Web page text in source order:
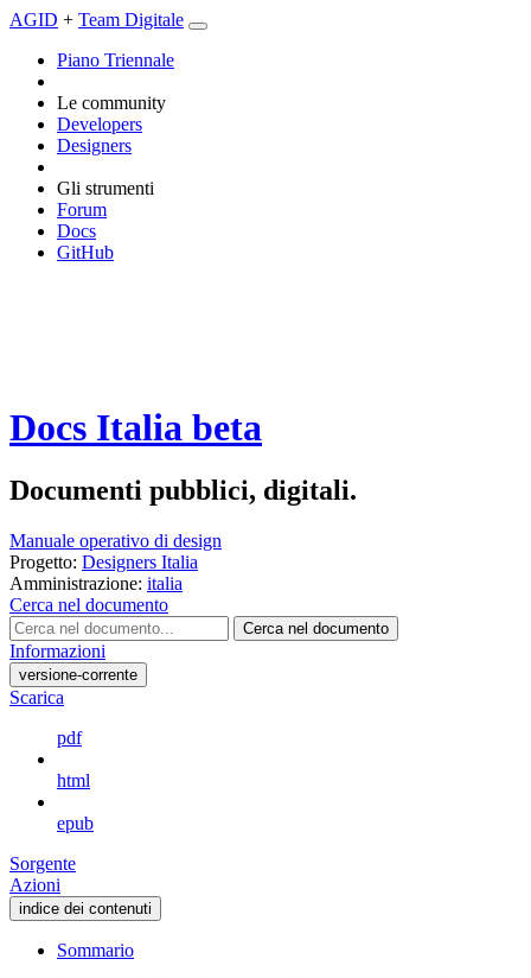
AGID + Team Digitale
Piano Triennale
Le community
Developers
Designers
Gli strumenti
Forum
Docs
GitHub
Docs Italia beta
Documenti pubblici, digitali.
Manuale operativo di design
Progetto: Designers Italia
Amministrazione: italia
Cerca nel documento
Cerca nel documento
Informazioni
versione-corrente
Scarica
pdf
html
epub
Sorgente
Azioni
indice dei contenuti
Sommario